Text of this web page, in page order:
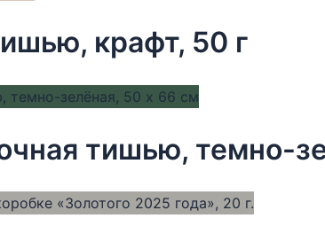
крафт, 50 г
тишью, темно-